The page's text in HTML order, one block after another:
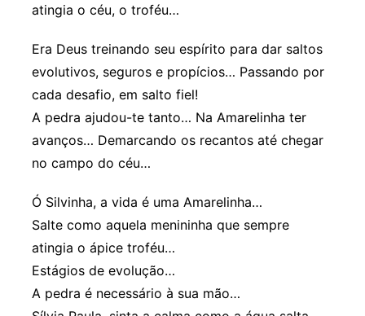
atingia o céu, o troféu…
Era Deus treinando seu espírito para dar saltos
evolutivos, seguros e propícios… Passando por
cada desafio, em salto fiel!
A pedra ajudou-te tanto… Na Amarelinha ter
avanços… Demarcando os recantos até chegar
no campo do céu…
Ó Silvinha, a vida é uma Amarelinha…
Salte como aquela menininha que sempre
atingia o ápice troféu…
Estágios de evolução…
A pedra é necessário à sua mão…